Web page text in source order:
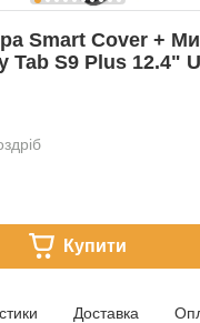
Smart Cover +
Tab S9 Plus 12.4"
Купити
Доставка